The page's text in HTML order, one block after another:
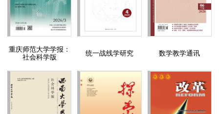
重庆师范大学学报：
社会科学版
统一战线学研究 数学教学通讯